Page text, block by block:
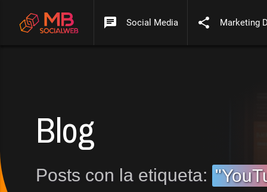
chat Social Media share Marketing
Blog
Posts con la etiqueta: